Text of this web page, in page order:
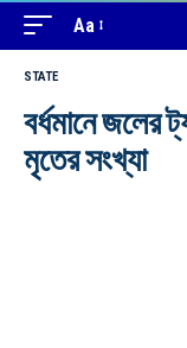
Aa
STATE
বর্ধমানে জলের
মৃতের সংখ্যা